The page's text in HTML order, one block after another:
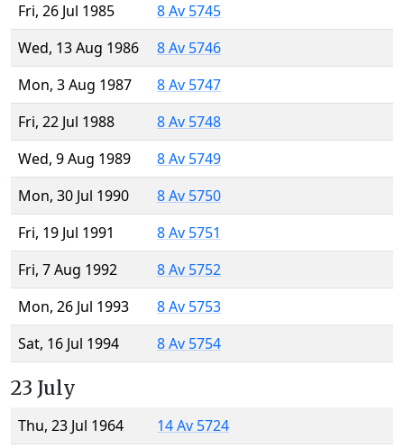
Fri, 26 Jul 1985
8 Av 5745
Wed, 13 Aug 1986
8 Av 5746
Mon, 3 Aug 1987
8 Av 5747
Fri, 22 Jul 1988
8 Av 5748
Wed, 9 Aug 1989
8 Av 5749
Mon, 30 Jul 1990
8 Av 5750
Fri, 19 Jul 1991
8 Av 5751
Fri, 7 Aug 1992
8 Av 5752
Mon, 26 Jul 1993
8 Av 5753
Sat, 16 Jul 1994
8 Av 5754
23 July
Thu, 23 Jul 1964
14 Av 5724